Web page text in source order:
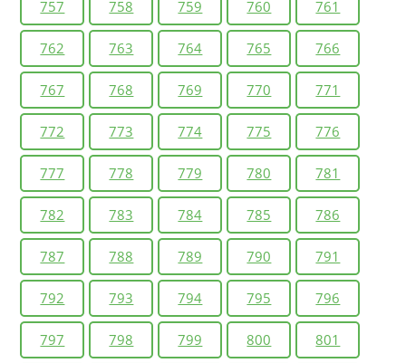
757 758 759 760 761
762 763 764 765 766
767 768 769 770 771
772 773 774 775 776
777 778 779 780 781
782 783 784 785 786
787 788 789 790 791
792 793 794 795 796
797 798 799 800 801